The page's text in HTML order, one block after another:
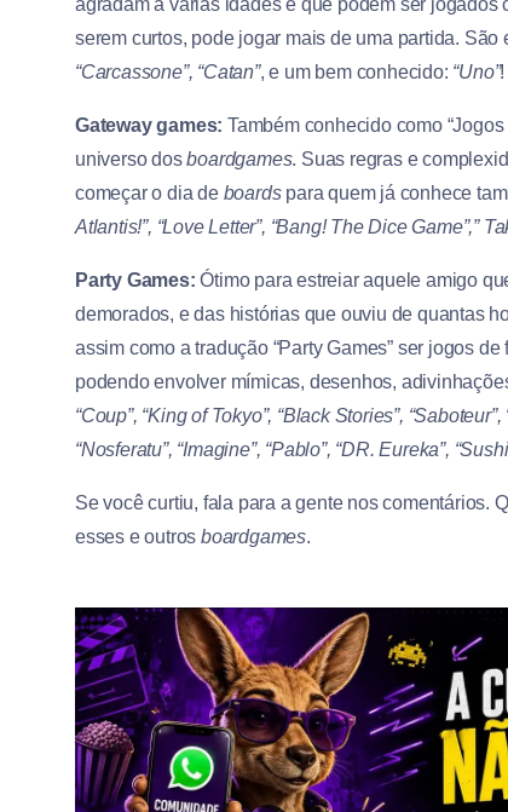
agradam a várias idades e que podem ser
serem curtos, pode jogar mais de uma partida. São
“Carcassone”, “Catan”, e um bem conhecido: “Uno”!
Gateway games: Também conhecido como
universo dosboardgames. Suas regras e
começar o dia de boardspara quem já conhece
Atlantis!”, “Love Letter”, “Bang! The Dice Game”,”
Party Games:Ótimo para estreiar aquele amigo
demorados, e das histórias que ouviu de quantas
assim como a tradução “Party Games” ser jogos
podendo envolver mímicas, desenhos,
“Coup”, “King of Tokyo”, “Black Stories”,
“Nosferatu”, “Imagine”, “Pablo”, “DR. Eureka”,
Se você curtiu, fala para a gente nos comentários.
esses e outrosboardgames.